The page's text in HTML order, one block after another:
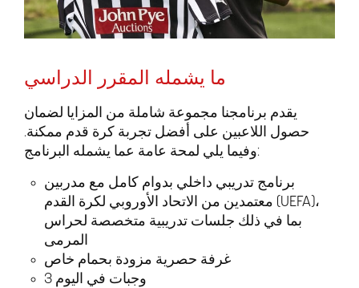
ما يشمله المقرر الدراسي
يقدم برنامجنا مجموعة شاملة من المزايا لضمان
حصول اللاعبين على أفضل تجربة كرة قدم ممكنة.
وفيما يلي لمحة عامة عما يشمله البرنامج:
برنامج تدريبي داخلي بدوام كامل مع مدربين
معتمدين من الاتحاد الأوروبي لكرة القدم (UEFA)،
بما في ذلك جلسات تدريبية متخصصة لحراس
المرمى
غرفة حصرية مزودة بحمام خاص
3 وجبات في اليوم